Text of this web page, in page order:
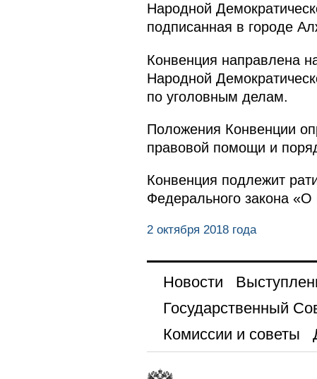
Народной
подписанная в городе
Конвенция направлена
Народной
по уголовным делам.
Положения Конвенции
правовой помощи и
Конвенция подлежит
Федерального закона
2 октября 2018 года
Новости
Государственный
Комиссии и советы